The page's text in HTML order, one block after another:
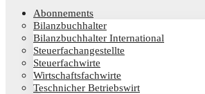
Abon­ne­ments
Bilanz­buch­hal­ter
Bilanz­buch­hal­ter International
Steu­er­fach­an­ge­stell­te
Steu­er­fach­wir­te
Wirt­schafts­fach­wir­te
Teschni­cher Betriebswirt